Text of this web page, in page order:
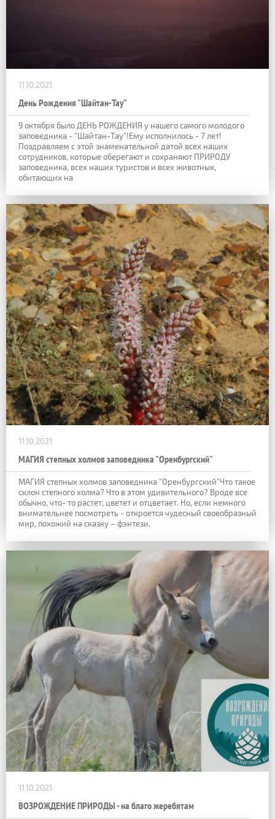
11.10.2021
День Рождения "Шайтан-Тау"
9 октября было ДЕНЬ РОЖДЕНИЯ у нашего самого молодого
заповедника - "Шайтан-Тау"!Ему исполнилось - 7 лет!
Поздравляем с этой знаменательной датой всех наших
сотрудников, которые оберегают и сохраняют ПРИРОДУ
заповедника, всех наших туристов и всех животных,
обитающих на
11.10.2021
МАГИЯ степных холмов заповедника "Оренбургский"
МАГИЯ степных холмов заповедника "Оренбургский"Что такое
склон степного холма? Что в этом удивительного? Вроде все
обычно, что- то растет, цветет и отцветает. Но, если немного
внимательнее посмотреть - откроется чудесный своеобразный
мир, похожий на сказку – фэнтези.
11.10.2021
ВОЗРОЖДЕНИЕ ПРИРОДЫ - на благо жеребятам